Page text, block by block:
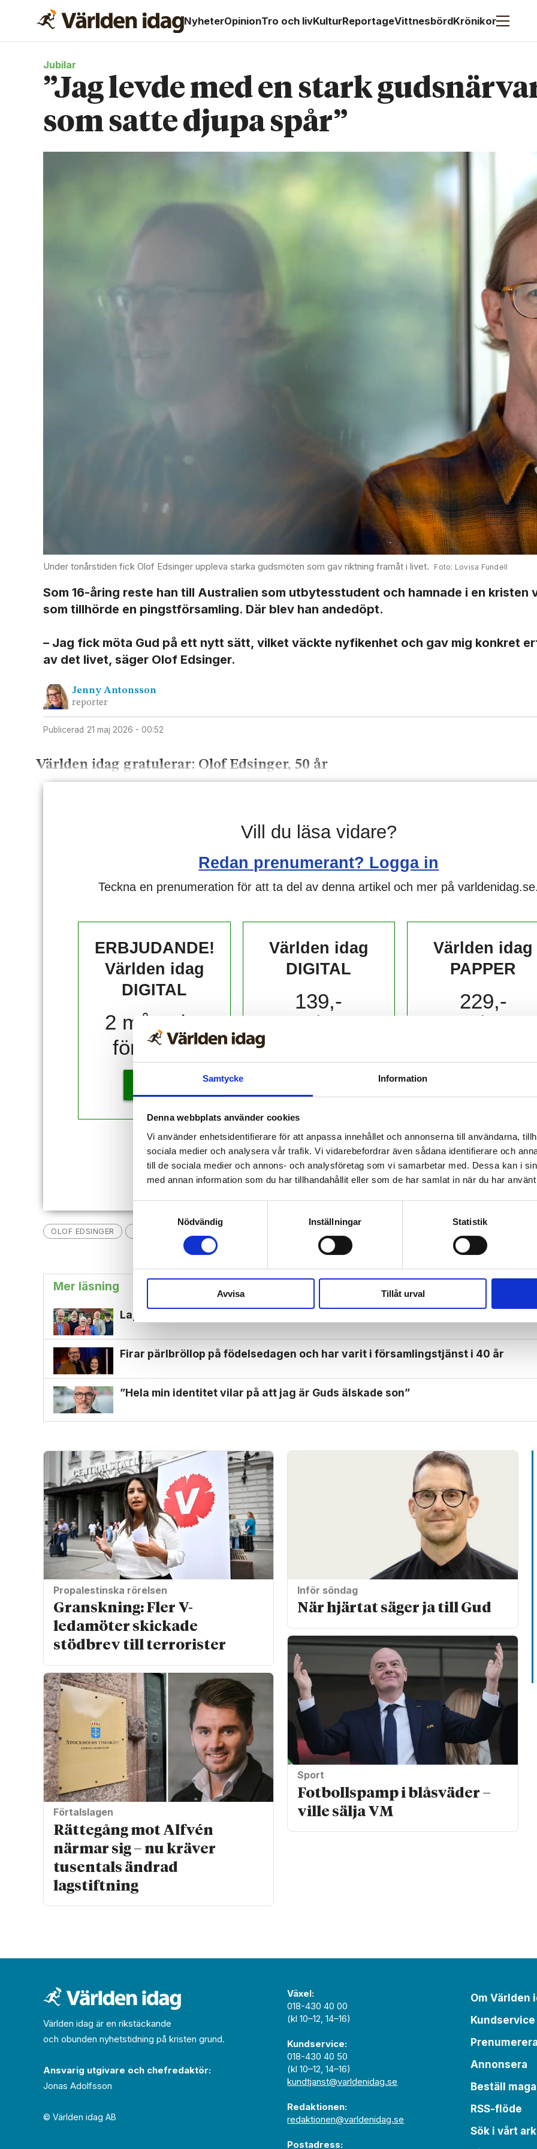
Samtycke Information
Denna webbplats använder cookies
Vi använder enhetsidentifierare för att anpassa innehållet och annonserna till användarna,
sociala medier och analysera vår trafik. Vi vidarebefordrar även sådana identifierare och
till de sociala medier och annons- och analysföretag som vi samarbetar med. Dessa kan i
med annan information som du har tillhandahållit eller som de har samlat in när du har
Nödvändig
Inställningar Statistik
Avvisa Tillåt urval
NyheterOpinionTro och livKulturReportageVittnesbördKrönikor
Jubilar
”Jag levde med en stark
som satte djupa spår”
Under tonårstiden fick Olof Edsinger uppleva starka gudsmöten som gav riktning framåt i livet. Lovisa Fundell
Som 16-åring reste han till Australien som utbytes­student och hamnade i en kristen
som tillhörde en pingst­församling. Där blev han andedöpt.
– Jag fick möta Gud på ett nytt sätt, vilket väckte nyfikenhet och gav mig konkret
av det livet, säger Olof Edsinger.
Jenny Antonsson
reporter
Publicerad 21 maj 2026 - 00:52
Världen idag gratulerar: Olof Edsinger, 50 år
Vill du läsa vidare?
Redan prenumerant? Logga in
Teckna en prenumeration för att ta del av denna artikel och mer på
ERBJUDANDE!
Världen idag
DIGITAL
2 månader
för 10 kr!
Världen idag
DIGITAL
139,-
Världen idag
PAPPER
229,-
Redan prenumerant? Logga in
Mina Sidor
OLOF EDSINGER
Mer läsning
Lappis-veteranen: ”Vilket spännande liv jag har levt”
Firar pärl­bröllop på födelse­dagen och har varit i församlings­tjänst i 40 år
”Hela min identitet vilar på att jag är Guds älskade son”
Propalestinska rörelsen
Granskning: Fler V-
ledamöter skickade
stödbrev till terrorister
Förtalslagen
Rättegång mot Alfvén
närmar sig – nu kräver
tusentals ändrad
lagstiftning
Inför söndag
När hjärtat säger ja till Gud
Sport
Fotbollspamp i blåsväder –
ville sälja VM
Världen idag är en rikstäckande
och obunden nyhets­­­tidning på kristen grund.
Ansvarig utgivare och chef­redaktör:
Jonas Adolfsson
© Världen idag AB
Växel:
018-430 40 00
(kl 10–12, 14–16)
Kundservice:
018-430 40 50
(kl 10–12, 14–16)
kundtjanst@varldenidag.se
Redaktionen:
redaktionen@varldenidag.se
Postadress:
Om Världen
Kundservice
Annonsera
Beställ
RSS-flöde
Sök i vårt